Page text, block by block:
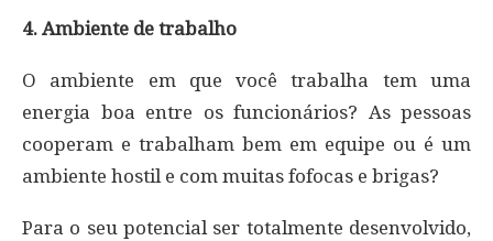
4. Ambiente de trabalho
O ambiente em que você trabalha tem uma
energia boa entre os funcionários? As pessoas
cooperam e trabalham bem em equipe ou é um
ambiente hostil e com muitas fofocas e brigas?
Para o seu potencial ser totalmente desenvolvido,